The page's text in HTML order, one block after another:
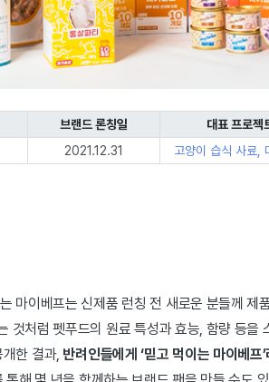
브랜드 론칭일 대표 프로젝
2021.12.31
고양이 습식 사료,
마이베프는 신제품 런칭 전 새로운 분들께 제
것처럼 펫푸드의 원료 특성과 효능, 함량 등을
한 결과, 반려인들에게 ‘믿고 먹이는 마이베